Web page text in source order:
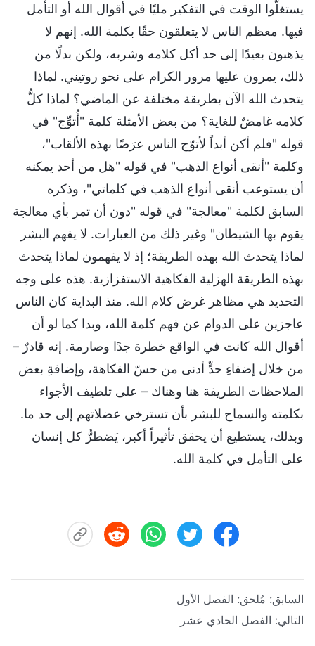
يستغلّوا الوقت في التفكير مليًا في أقوال الله أو التأمل
فيها. معظم الناس لا يتعلقون حقًا بكلمة الله. إنهم لا
يذهبون بعيدًا إلى حد أكل كلامه وشربه، ولكن بدلًا من
ذلك، يمرون عليها مرور الكرام على نحو روتيني. لماذا
يتحدث الله الآن بطريقة مختلفة عن الماضي؟ لماذا كلُّ
كلامه غامضٌ للغاية؟ من بعض الأمثلة كلمة "أُتوِّج" في
قوله "فلم أكن أبداً لأتوّج الناس عرَضًا بهذه الألقاب"،
وكلمة "أنقى أنواع الذهب" في قوله "هل من أحد يمكنه
أن يستوعب أنقى أنواع الذهب في كلماتي"، وذكره
السابق لكلمة "معالجة" في قوله "دون أن تمر بأي معالجة
يقوم بها الشيطان" وغير ذلك من العبارات. لا يفهم البشر
لماذا يتحدث الله بهذه الطريقة؛ إذ لا يفهمون لماذا يتحدث
بهذه الطريقة الهزلية الفكاهية الاستفزازية. هذه على وجه
التحديد هي مظاهر غرض كلام الله. منذ البداية كان الناس
عاجزين على الدوام عن فهم كلمة الله، وبدا كما لو أن
أقوال الله كانت في الواقع خطرة جدًا وصارمة. إنه قادرٌ –
من خلال إضفاءِ حدٍّ أدنى من حسّ الفكاهة، وإضافةِ بعض
الملاحظات الطريفة هنا وهناك – على تلطيف الأجواء
بكلمته والسماح للبشر بأن تسترخي عضلاتهم إلى حد ما.
وبذلك، يستطيع أن يحقق تأثيراً أكبر، يَضطرُّ كل إنسان
على التأمل في كلمة الله.
السابق: مُلحق: الفصل الأول
التالي: الفصل الحادي عشر